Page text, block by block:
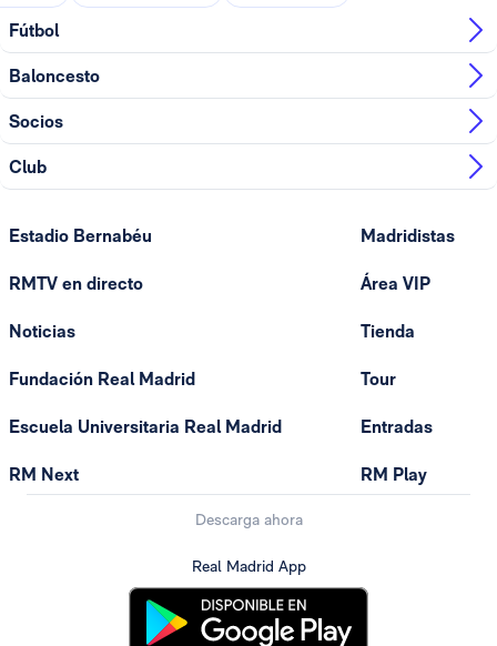
Fútbol
Baloncesto
Socios
Club
Estadio Bernabéu
RMTV en directo
Noticias
Fundación Real Madrid
Escuela Universitaria Real Madrid
RM Next
Madridistas
Área VIP
Tienda
Tour
Entradas
RM Play
Descarga ahora
Real Madrid App